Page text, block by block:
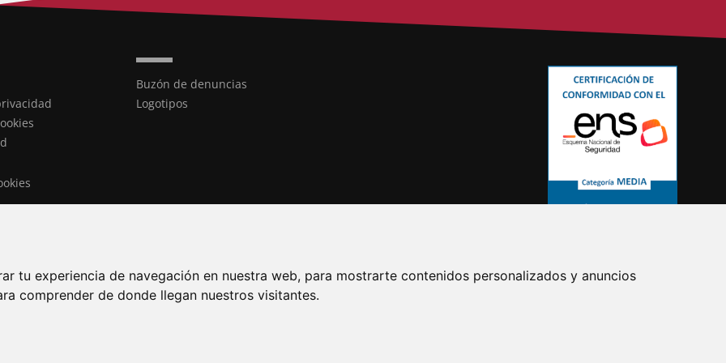
tu experiencia de navegación en nuestra web, para mostrarte contenidos personalizados y anuncios
comprender de donde llegan nuestros visitantes.
Buzón de denuncias
Logotipos
El día 12/08/2026 el Castillo y el Parque de
Artillería cerrarán a las 19:00 h